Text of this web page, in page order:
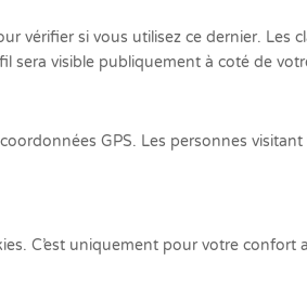
vérifier si vous utilisez ce dernier. Les
visible publiquement à coté de
GPS. Les personnes
C’est uniquement pour votre confort